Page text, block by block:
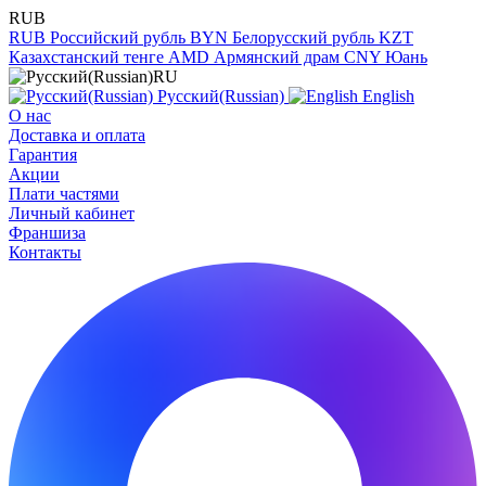
RUB
RUB Российский рубль BYN Белорусский рубль KZT
Казахстанский тенге AMD Армянский драм CNY Юань
RU
Русский(Russian)
English
О нас
Доставка и оплата
Гарантия
Акции
Плати частями
Личный кабинет
Франшиза
Контакты